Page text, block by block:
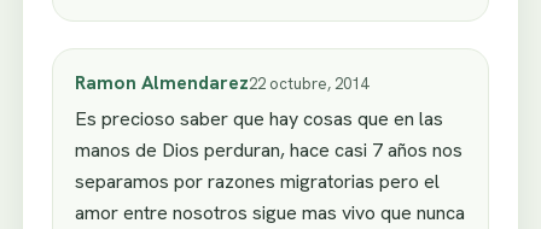
Ramon Almendarez22 octubre, 2014
Es precioso saber que hay cosas que en las
manos de Dios perduran, hace casi 7 años nos
separamos por razones migratorias pero el
amor entre nosotros sigue mas vivo que nunca